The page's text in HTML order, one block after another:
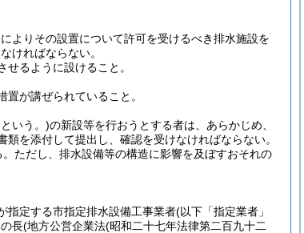
よりその設置について許可を受けるべき排水施設を
ければならない。
るように設けること。
が講ぜられていること。
いう。)の新設等を行おうとする者は、あらかじめ、
を添付して提出し、確認を受けなければならない。
ただし、排水設備等の構造に影響を及ぼすおそれの
指定する市指定排水設備工事業者(以下「指定業者」
長(地方公営企業法(昭和二十七年法律第二百九十二